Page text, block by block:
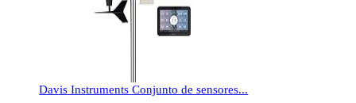
Davis Instruments Conjunto de sensores...